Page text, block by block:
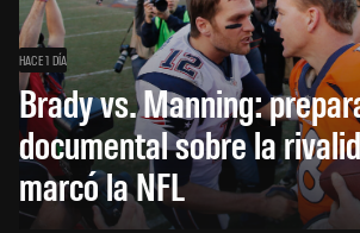
HACE 1 DÍA
Brady vs. Manning:
documental sobre la
marcó la NFL